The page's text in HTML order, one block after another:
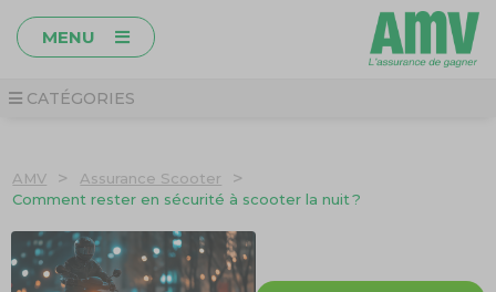
MENU
CATÉGORIES
AMV > Assurance Scooter >
Comment rester en sécurité à scooter la nuit ?